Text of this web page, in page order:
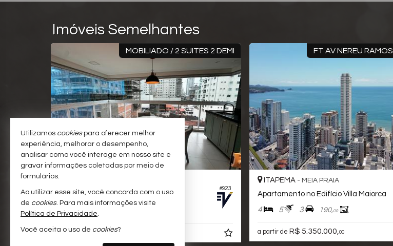
Imóveis Semelhantes
MOBILIADO / 2 SUITES 2 DEMI
ITAPEMA -
Apartamento no Edifício Villarrica
4 3 198,
a partir deR$ 1.990.000, 00
FT AV NEREU RAMOS / 4 SUITES
ITAPEMA -MEIA PRAIA
Apartamento no Edifício Villa Maiorca
3 190,
a partir de R$ 5.350.000,00
Utilizamos cookiespara oferecer melhor
experiência, melhorar o desempenho,
analisar como você interage em nosso site e
gravar informações coletadas por meio de
formulários.
Ao utilizar esse site, você concorda com o uso
de cookies. Para mais informações visite
Política de Privacidade.
Você aceita o uso de cookies?